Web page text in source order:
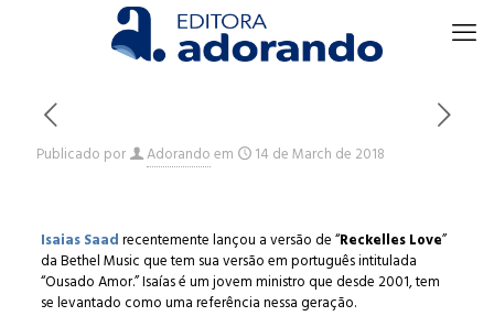
Publicado por Adorandoem 14 de March de 2018
Isaias Saadrecentemente lançou a versão de “Reckelles Love”
da Bethel Music que tem sua versão em português intitulada
“Ousado Amor.” Isaías é um jovem ministro que desde 2001, tem
se levantado como uma referência nessa geração.